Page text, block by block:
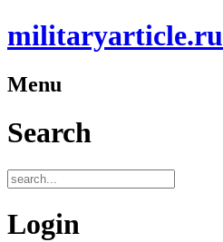
militaryarticle.ru
Menu
Search
Login